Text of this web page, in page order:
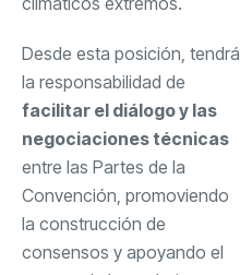
Desde esta posición, tendrá
la responsabilidad de
facilitar el diálogo y las
negociaciones técnicas
entre las Partes de la
Convención, promoviendo
la construcción de
consensos y apoyando el